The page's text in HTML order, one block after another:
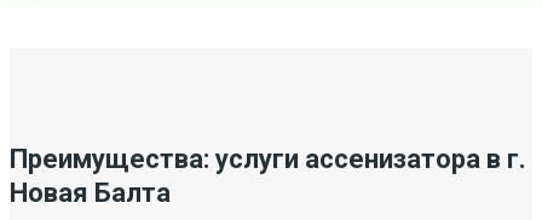
Преимущества: услуги ассенизатора в г.
Новая Балта